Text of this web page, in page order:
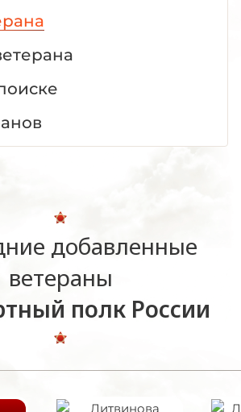
добавленные
ветераны
полк России